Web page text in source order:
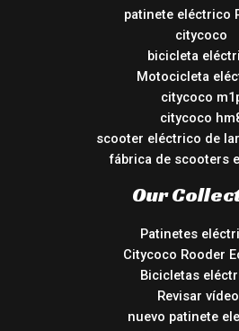
patinete eléctrico
citycoco
bicicleta
Motocicleta
citycoco
citycoco
scooter eléctrico de
fábrica de scooters
Our
Patinetes
Citycoco Rooder
Bicicletas
Revisar
nuevo patinete